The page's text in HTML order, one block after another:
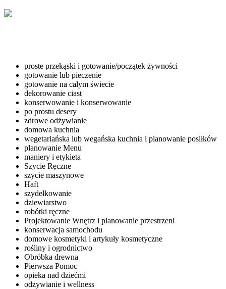
proste przekąski i gotowanie/początek żywności
gotowanie lub pieczenie
gotowanie na całym świecie
dekorowanie ciast
konserwowanie i konserwowanie
po prostu desery
zdrowe odżywianie
domowa kuchnia
wegetariańska lub wegańska kuchnia i planowanie posiłków
planowanie Menu
maniery i etykieta
Szycie Ręczne
szycie maszynowe
Haft
szydełkowanie
dziewiarstwo
robótki ręczne
Projektowanie Wnętrz i planowanie przestrzeni
konserwacja samochodu
domowe kosmetyki i artykuły kosmetyczne
rośliny i ogrodnictwo
Obróbka drewna
Pierwsza Pomoc
opieka nad dziećmi
odżywianie i wellness